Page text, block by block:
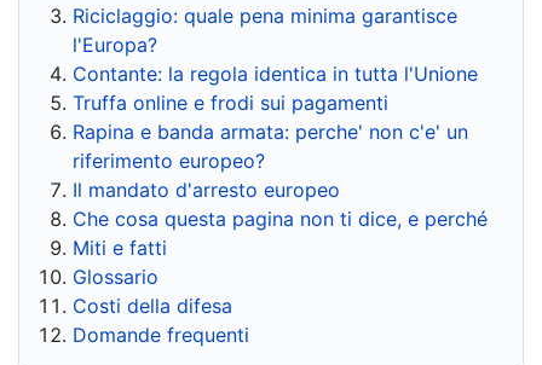
Riciclaggio: quale pena minima garantisce
l'Europa?
Contante: la regola identica in tutta l'Unione
Truffa online e frodi sui pagamenti
Rapina e banda armata: perche' non c'e' un
riferimento europeo?
Il mandato d'arresto europeo
Che cosa questa pagina non ti dice, e perché
Miti e fatti
Glossario
Costi della difesa
Domande frequenti